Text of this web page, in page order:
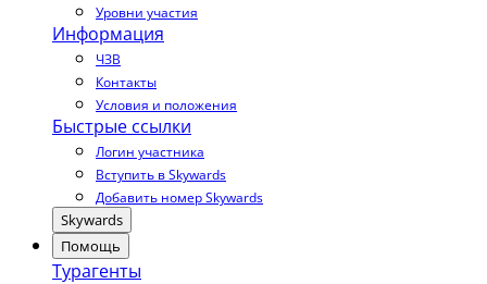
Уровни участия
Информация
ЧЗВ
Контакты
Условия и положения
Быстрые ссылки
Логин участника
Вступить в Skywards
Добавить номер Skywards
Skywards
Помощь
Турагенты